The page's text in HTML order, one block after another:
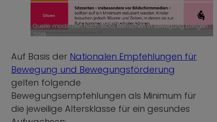
Quelle: modifiziert nach BIÖG, Menschen in Bewegung bringen
2019
Auf Basis der Nationalen Empfehlungen für
Bewegung und Bewegungsförderung
gelten folgende
Bewegungsempfehlungen als Minimum für
die jeweilige Altersklasse für ein gesundes